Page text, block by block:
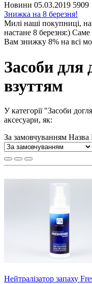
Новини 05.03.2019 5909
Знижка на 8 березня!
Милі наші покупниці,
настане 8 березня:)
Вам знижку 8% на всі
Засоби для
взуттям
У категорії "Засоби
аксесуари, як:
За замовчуванням Назва
Нейтралізатор запаху